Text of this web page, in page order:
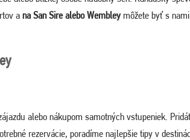
a na San Sire alebo Wembleymôžete byť s
alebo nákupom samotných vstupeniek.
rezervácie, poradíme najlepšie tipy v